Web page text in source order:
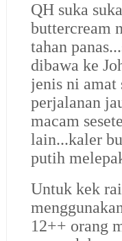
QH suka
buttercream
tahan
dibawa ke
jenis ni amat
perjalanan
macam
lain...kaler
putih
Untuk kek
12++ orang